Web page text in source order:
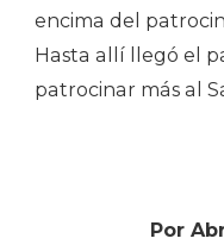
encima del
Hasta allí llegó el
patrocinar más al
Por